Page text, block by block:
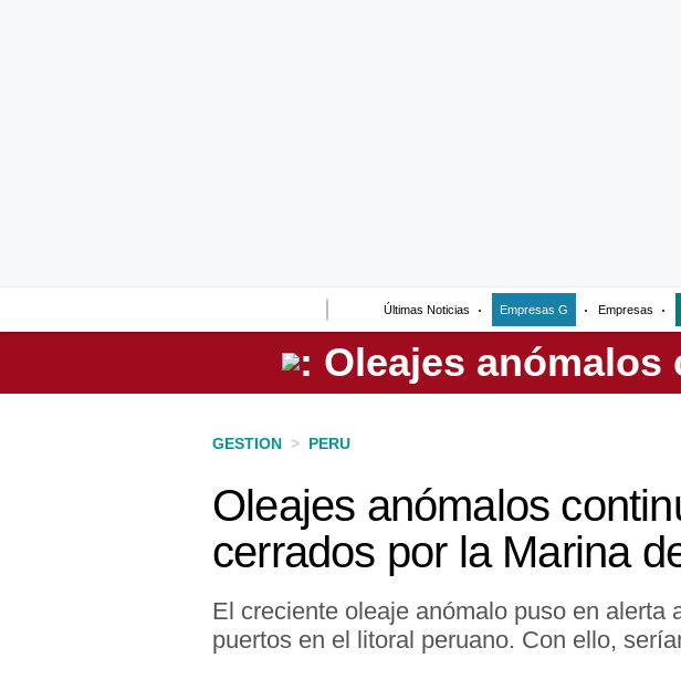
Últimas Noticias Empresas G Empresas
Perú
GESTION > PERU
Oleajes anómalos
cerrados por la Marina
El creciente oleaje anómalo puso en alerta
puertos en el litoral peruano. Con ello,